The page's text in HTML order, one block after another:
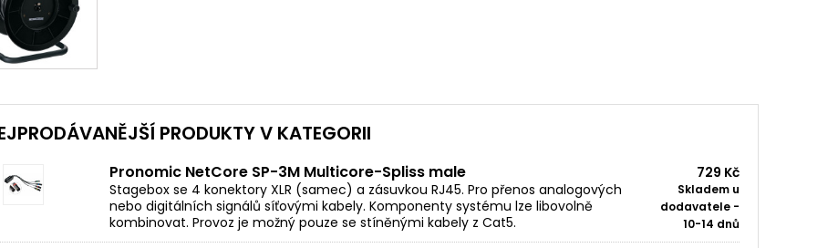
PRODUKTY V KATEGORII
Pronomic NetCore SP-3M Multicore-Spliss male
Stagebox se 4 konektory XLR (samec) a zásuvkou RJ45. Pro přenos analogových
nebo digitálních signálů síťovými kabely. Komponenty systému lze libovolně
kombinovat. Provoz je možný pouze se stíněnými kabely z Cat5.
729 Kč
Skladem u
dodavatele -
10-14 dnů